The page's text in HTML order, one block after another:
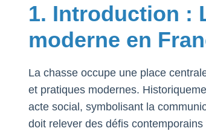
1. Introduction :
moderne en
La chasse occupe une place
et pratiques modernes.
acte social, symbolisant la
doit relever des défis